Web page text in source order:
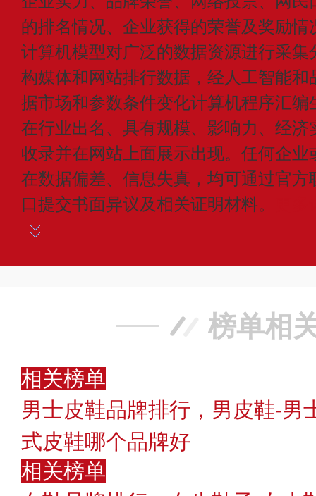
的排名情况、企业获得的荣誉及奖励
计算机模型对广泛的数据资源进行采
构媒体和网站排行数据，经人工智能
据市场和参数条件变化计算机程序汇
在行业出名、具有规模、影响力、经
收录并在网站上面展示出现。任何企
在数据偏差、信息失真，均可通过官
口提交书面异议及相关证明材料。
榜单相
相关榜单
男士皮鞋品牌排行，男皮鞋-男
式皮鞋哪个品牌好
相关榜单